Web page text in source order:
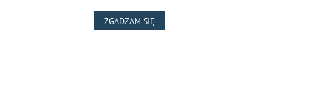
ZGADZAM SIĘ